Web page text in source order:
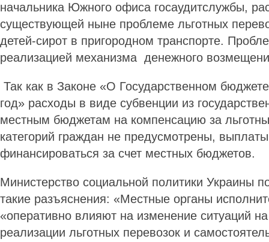
начальника Южного офиса госаудитслужбы,
существующей ныне проблеме льготных
детей-сирот в пригородном транспорте.
реализацией механизма денежного
Так как в Законе «О Государ­ственном
год» расходы в виде субвенции из
местным бюджетам на компенсацию за
категорий граждан не предусмотрены,
финансироваться за счет местных бюджетов.
Министерство социальной политики Украины
такие разъяснения: «Местные органы
«оперативно влияют на изменение ситуаций
реализации льготных перевозок и